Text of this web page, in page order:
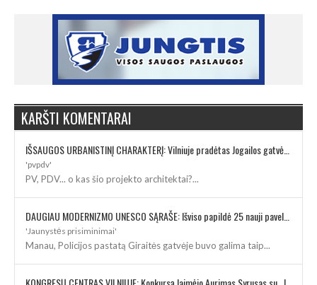
KARŠTI KOMENTARAI
'pvpdv'
PV, PDV... o kas šio projekto architektai?...
'Jaunystės prisiminimai'
Manau, Policijos pastatą Giraitės gatvėje buvo galima taip...